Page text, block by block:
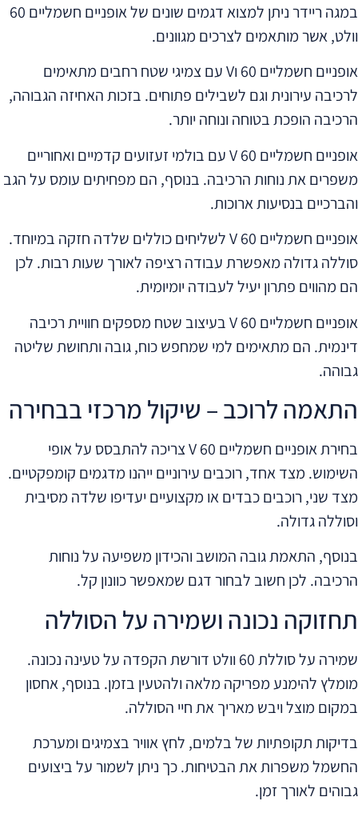
במגה ריידר ניתן למצוא דגמים שונים של אופניים חשמליים 60
וולט, אשר מותאמים לצרכים מגוונים.
אופניים חשמליים 60 וV עם צמיגי שטח רחבים מתאימים
לרכיבה עירונית וגם לשבילים פתוחים. בזכות האחיזה הגבוהה,
הרכיבה הופכת בטוחה ונוחה יותר.
אופניים חשמליים 60 V עם בולמי זעזועים קדמיים ואחוריים
משפרים את נוחות הרכיבה. בנוסף, הם מפחיתים עומס על הגב
והברכיים בנסיעות ארוכות.
אופניים חשמליים 60 V לשליחים כוללים שלדה חזקה במיוחד.
סוללה גדולה מאפשרת עבודה רציפה לאורך שעות רבות. לכן
הם מהווים פתרון יעיל לעבודה יומיומית.
אופניים חשמליים 60 V בעיצוב שטח מספקים חוויית רכיבה
דינמית. הם מתאימים למי שמחפש כוח, גובה ותחושת שליטה
גבוהה.
התאמה לרוכב – שיקול מרכזי בבחירה
בחירת אופניים חשמליים 60 V צריכה להתבסס על אופי
השימוש. מצד אחד, רוכבים עירוניים ייהנו מדגמים קומפקטיים.
מצד שני, רוכבים כבדים או מקצועיים יעדיפו שלדה מסיבית
וסוללה גדולה.
בנוסף, התאמת גובה המושב והכידון משפיעה על נוחות
הרכיבה. לכן חשוב לבחור דגם שמאפשר כוונון קל.
תחזוקה נכונה ושמירה על הסוללה
שמירה על סוללת 60 וולט דורשת הקפדה על טעינה נכונה.
מומלץ להימנע מפריקה מלאה ולהטעין בזמן. בנוסף, אחסון
במקום מוצל ויבש מאריך את חיי הסוללה.
בדיקות תקופתיות של בלמים, לחץ אוויר בצמיגים ומערכת
החשמל משפרות את הבטיחות. כך ניתן לשמור על ביצועים
גבוהים לאורך זמן.